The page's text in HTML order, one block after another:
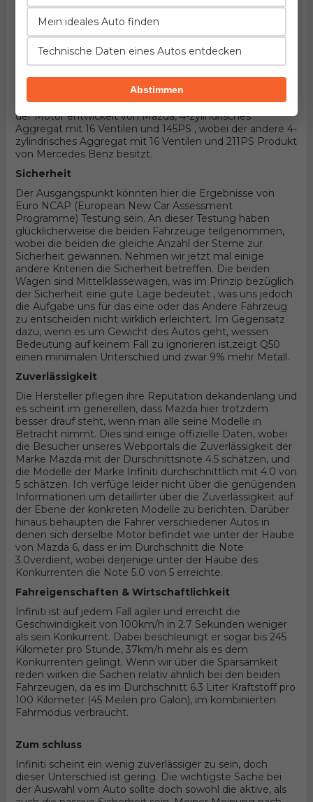
die beiden auch eigene unterschieldiche Einzelheiten
anzubieten. Da die beiden Fahrzeuge benzin als
Leistungsquelle benutzen sowie 4 Türer Stufenheck
Karosserieform im Rahmen demselben '
Mittelklassewagen' Segment besitzen, ist der größte
Unterschied anderweitig organisierter Antrieb
(Vorderradantrieb der durch Mazdaimplementiert wird,
beziehungsweise Hinterradantireb wenn es sich um
Infiniti handelt). Unter der Haube des ersten befindet sich
der Motor entwickelt von Mazda, 4-zylindrisches
Aggregat mit 16 Ventilen und 145PS , wobei der andere 4-
zylindrisches Aggregat mit 16 Ventilen und 211PS Produkt
von Mercedes Benz besitzt.
Sicherheit
Der Ausgangspunkt könnten hier die Ergebnisse von
Euro NCAP (European New Car Assessment
Programme) Testung sein. An dieser Testung haben
glücklicherweise die beiden Fahrzeuge teilgenommen,
wobei die beiden die gleiche Anzahl der Sterne zur
Sicherheit gewannen. Nehmen wir jetzt mal einige
andere Kriterien die Sicherheit betreffen. Die beiden
Wagen sind Mittelklassewagen, was im Prinzip bezüglich
der Sicherheit eine gute Lage bedeutet , was uns jedoch
die Aufgabe uns für das eine oder das Andere Fahrzeug
zu entscheiden nicht wirklich erleichtert. Im Gegensatz
dazu, wenn es um Gewicht des Autos geht, wessen
Bedeutung auf keinem Fall zu ignorieren ist,zeigt Q50
einen minimalen Unterschied und zwar 9% mehr Metall.
Zuverlässigkeit
Die Hersteller pflegen ihre Reputation dekandenlang und
es scheint im generellen, dass Mazda hier trotzdem
besser drauf steht, wenn man alle seine Modelle in
Betracht nimmt. Dies sind einige offizielle Daten, wobei
die Besucher unseres Webportals die Zuverlässigkeit der
Marke Mazda mit der Durschnittsnote 4.5 schätzen, und
die Modelle der Marke Infiniti durchschnittlich mit 4.0 von
5 schätzen. Ich verfüge leider nicht über die genügenden
Informationen um detaillirter über die Zuverlässigkeit auf
der Ebene der konkreten Modelle zu berichten. Darüber
hinaus behaupten die Fahrer verschiedener Autos in
denen sich derselbe Motor befindet wie unter der Haube
von Mazda 6, dass er im Durchschnitt die Note
3.0verdient, wobei derjenige unter der Haube des
Konkurrenten die Note 5.0 von 5 erreichte.
Fahreigenschaften & Wirtschaftlichkeit
Infiniti ist auf jedem Fall agiler und erreicht die
Geschwindigkeit von 100km/h in 2.7 Sekunden weniger
als sein Konkurrent. Dabei beschleunigt er sogar bis 245
Kilometer pro Stunde, 37km/h mehr als es dem
Konkurrenten gelingt. Wenn wir über die Sparsamkeit
reden wirken die Sachen relativ ähnlich bei den beiden
Fahrzeugen, da es im Durchschnitt 6.3 Liter Kraftstoff pro
100 Kilometer (45 Meilen pro Galon), im kombinierten
Fahrmodus verbraucht.
Zum schluss
Infiniti scheint ein wenig zuverlässiger zu sein, doch
dieser Unterschied ist gering. Die wichtigste Sache bei
der Auswahl vom Auto sollte doch sowohl die aktive, als
Mein ideales Auto finden
Technische Daten eines Autos entdecken
Abstimmen